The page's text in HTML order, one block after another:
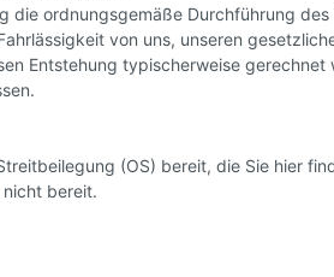
die ordnungsgemäße Durchführung
von uns, unseren
Entstehung typischerweise gerechnet
(OS) bereit, die Sie hier
bereit.